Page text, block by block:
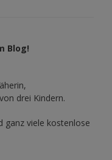
Blog!
drei Kindern.
ganz viele kostenlose